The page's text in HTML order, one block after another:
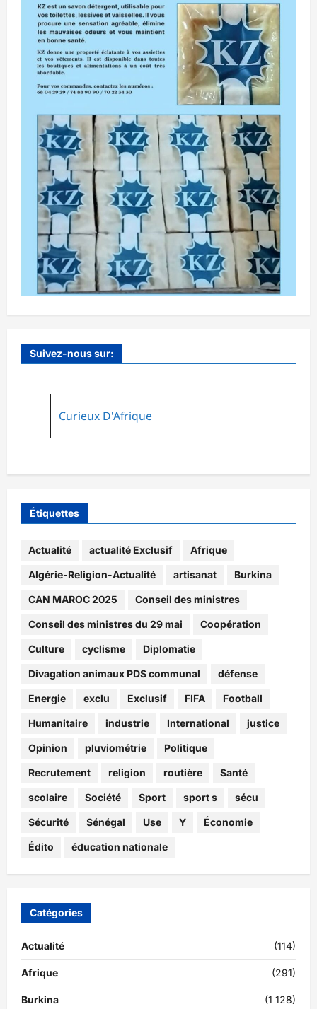
Suivez-nous sur:
Curieux D'Afrique
Étiquettes
Actualité actualité Exclusif Afrique
Algérie-Religion-Actualité artisanat Burkina
CAN MAROC 2025 Conseil des ministres
Conseil des ministres du 29 mai Coopération
Culture cyclisme Diplomatie
Divagation animaux PDS communal défense
Energie exclu Exclusif FIFA Football
Humanitaire industrie International justice
Opinion pluviométrie Politique
Recrutement religion routière Santé
scolaire Société Sport sport s sécu
Sécurité Sénégal Use Y Économie
Édito éducation nationale
Catégories
Actualité (114)
Afrique (291)
Burkina (1 128)